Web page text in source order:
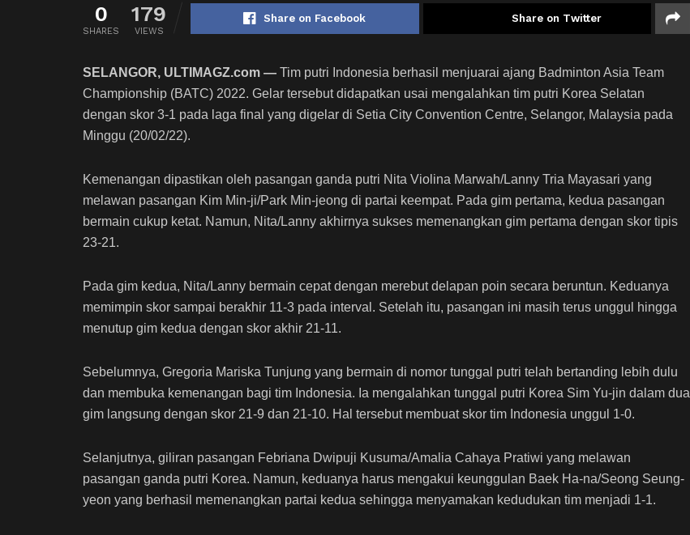
0
SHARES
179
VIEWS
Share on Facebook Share on Twitter
SELANGOR, ULTIMAGZ.com — Tim putri Indonesia berhasil menjuarai ajang Badminton Asia Team
Championship (BATC) 2022. Gelar tersebut didapatkan usai mengalahkan tim putri Korea Selatan
dengan skor 3-1 pada laga final yang digelar di Setia City Convention Centre, Selangor, Malaysia pada
Minggu (20/02/22).
Kemenangan dipastikan oleh pasangan ganda putri Nita Violina Marwah/Lanny Tria Mayasari yang
melawan pasangan Kim Min-ji/Park Min-jeong di partai keempat. Pada gim pertama, kedua pasangan
bermain cukup ketat. Namun, Nita/Lanny akhirnya sukses memenangkan gim pertama dengan skor tipis
23-21.
Pada gim kedua, Nita/Lanny bermain cepat dengan merebut delapan poin secara beruntun. Keduanya
memimpin skor sampai berakhir 11-3 pada interval. Setelah itu, pasangan ini masih terus unggul hingga
menutup gim kedua dengan skor akhir 21-11.
Sebelumnya, Gregoria Mariska Tunjung yang bermain di nomor tunggal putri telah bertanding lebih dulu
dan membuka kemenangan bagi tim Indonesia. Ia mengalahkan tunggal putri Korea Sim Yu-jin dalam dua
gim langsung dengan skor 21-9 dan 21-10. Hal tersebut membuat skor tim Indonesia unggul 1-0.
Selanjutnya, giliran pasangan Febriana Dwipuji Kusuma/Amalia Cahaya Pratiwi yang melawan
pasangan ganda putri Korea. Namun, keduanya harus mengakui keunggulan Baek Ha-na/Seong Seung-
yeon yang berhasil memenangkan partai kedua sehingga menyamakan kedudukan tim menjadi 1-1.